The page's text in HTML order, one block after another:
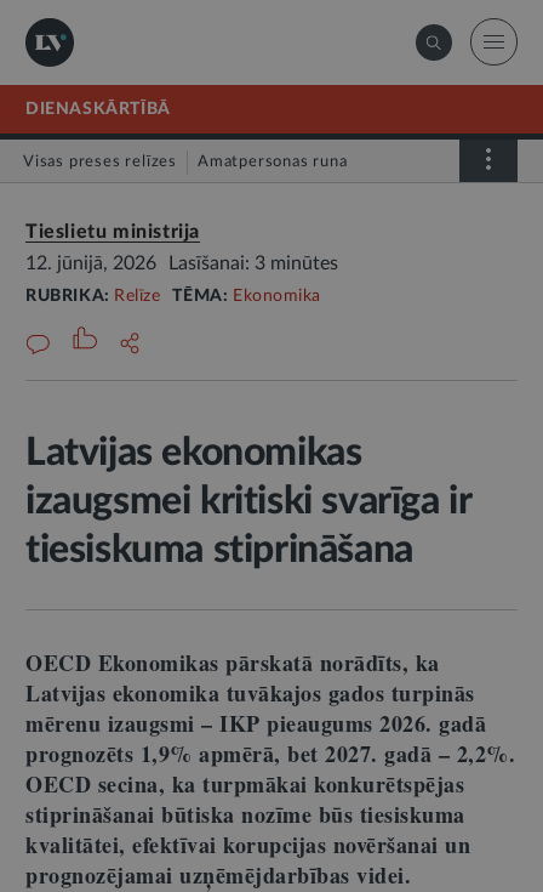
DIENASKĀRTĪBĀ
Visas preses relīzes Amatpersonas runa
Tieslietu ministrija
12. jūnijā, 2026
Lasīšanai: 3 minūtes
RUBRIKA: Relīze TĒMA: Ekonomika
Latvijas ekonomikas
izaugsmei kritiski svarīga ir
tiesiskuma stiprināšana
OECD Ekonomikas pārskatā norādīts, ka
Latvijas ekonomika tuvākajos gados turpinās
mērenu izaugsmi – IKP pieaugums 2026. gadā
prognozēts 1,9% apmērā, bet 2027. gadā – 2,2%.
OECD secina, ka turpmākai konkurētspējas
stiprināšanai būtiska nozīme būs tiesiskuma
kvalitātei, efektīvai korupcijas novēršanai un
prognozējamai uzņēmējdarbības videi.